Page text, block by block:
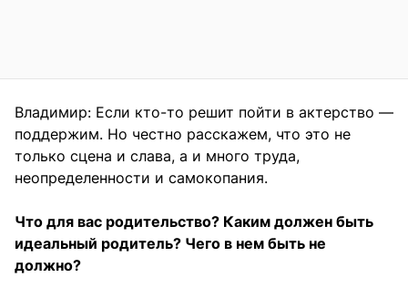
Владимир: Если кто-то решит пойти в актерство —
поддержим. Но честно расскажем, что это не
только сцена и слава, а и много труда,
неопределенности и самокопания.
Что для вас родительство? Каким должен быть
идеальный родитель? Чего в нем быть не
должно?